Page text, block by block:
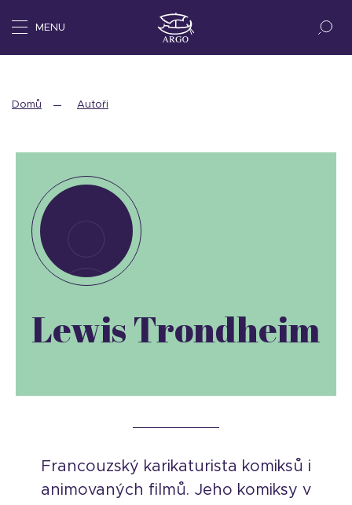
MENU
Domů Autoři
Lewis Trondheim
Francouzský karikaturista komiksů i
animovaných filmů. Jeho komiksy v